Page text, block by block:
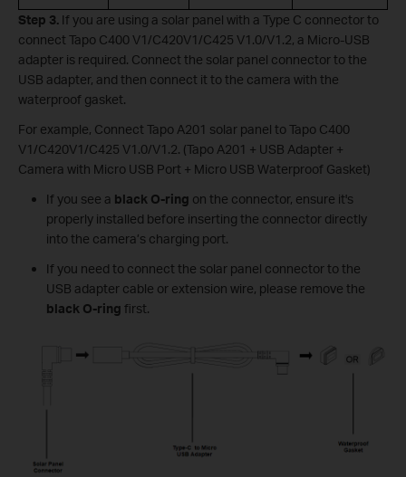
Step 3. If you are using a solar panel with a Type C connector to
connect Tapo C400 V1/C420V1/C425 V1.0/V1.2, a Micro-USB
adapter is required. Connect the solar panel connector to the
USB adapter, and then connect it to the camera with the
waterproof gasket.
For example, Connect Tapo A201 solar panel to Tapo C400
V1/C420V1/C425 V1.0/V1.2. (Tapo A201 + USB Adapter +
Camera with Micro USB Port + Micro USB Waterproof Gasket)
If you see a black O-ring on the connector, ensure it's
properly installed before inserting the connector directly
into the camera’s charging port.
If you need to connect the solar panel connector to the
USB adapter cable or extension wire, please remove the
black O-ring first.